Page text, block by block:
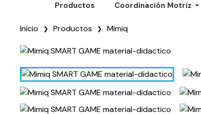
Productos Coordinación Motriz
Inicio Productos Mimiq